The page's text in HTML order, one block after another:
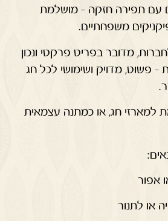
עם תפירה חזקה – מושלמת
משפחתיים.
מדובר בפריט פרקטי ונכון
– פשוט, מדויק ושימושי לכל חג
למארזי חג, או כמתנה עצמאית
אפור
או לתנור